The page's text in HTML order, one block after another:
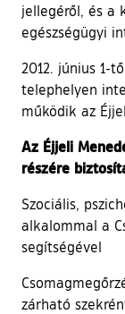
jellegéről, és a
egészségügyi
2012. június 1-
telephelyen
működik az
Az Éjjeli
részére
Szociális,
alkalommal a
segítségével
zárható